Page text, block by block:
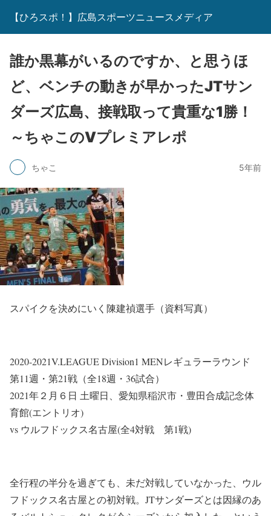
【ひろスポ！】広島スポーツニュースメディア
誰か黒幕がいるのですか、と思うほ
ど、ベンチの動きが早かったJTサン
ダーズ広島、接戦取って貴重な1勝！
～ちゃこのVプレミアレポ
ちゃこ 5年前
スパイクを決めにいく陳建禎選手（資料写真）
2020-2021V.LEAGUE Division1 MENレギュラーラウンド
第11週・第21戦（全18週・36試合）
2021年２月６日 土曜日、愛知県稲沢市・豊田合成記念体
育館(エントリオ)
vs ウルフドックス名古屋(全4対戦 第1戦)
全行程の半分を過ぎても、未だ対戦していなかった、ウル
フドックス名古屋との初対戦。JTサンダーズとは因縁のあ